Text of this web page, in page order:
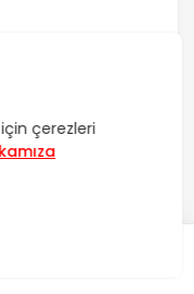
çerezleri